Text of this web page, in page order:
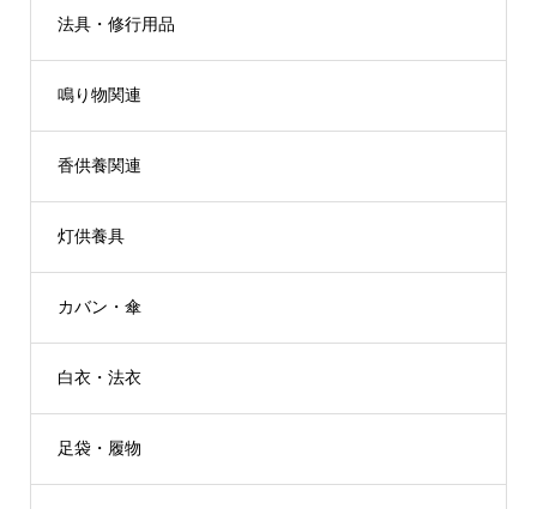
法具・修行用品
鳴り物関連
香供養関連
灯供養具
カバン・傘
白衣・法衣
足袋・履物